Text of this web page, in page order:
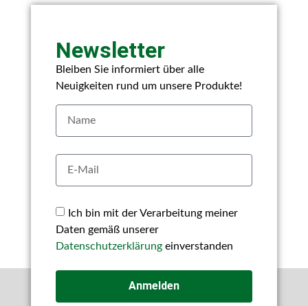
Newsletter
Bleiben Sie informiert über alle
Neuigkeiten rund um unsere Produkte!
Ich bin mit der Verarbeitung meiner
Daten gemäß unserer
Datenschutzerklärungeinverstanden
Anmelden